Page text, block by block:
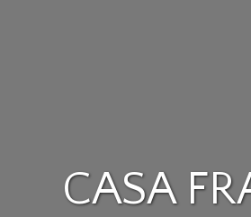
CASA